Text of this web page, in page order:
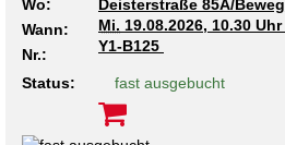
Wo:
Deisterstraße 85A/
Wann:
Mi. 19.08.2026, 10.30 Uhr
Nr.:
Y1-B125
Status: fast ausgebucht